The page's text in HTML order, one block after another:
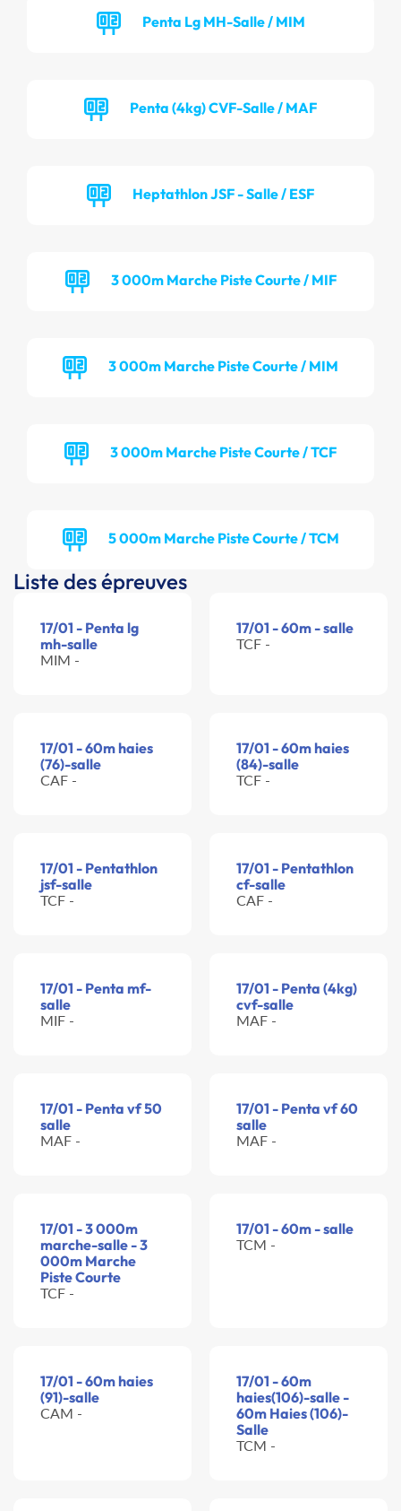
Penta Lg MH-Salle / MIM
Penta (4kg) CVF-Salle / MAF
Heptathlon JSF - Salle / ESF
3 000m Marche Piste Courte / MIF
3 000m Marche Piste Courte / MIM
3 000m Marche Piste Courte / TCF
5 000m Marche Piste Courte / TCM
Liste des épreuves
17/01 - Penta lg
mh-salle
MIM -
17/01 - 60m - salle
TCF -
17/01 - 60m haies
(76)-salle
CAF -
17/01 - 60m haies
(84)-salle
TCF -
17/01 - Pentathlon
jsf-salle
TCF -
17/01 - Pentathlon
cf-salle
CAF -
17/01 - Penta mf-
salle
MIF -
17/01 - Penta (4kg)
cvf-salle
MAF -
17/01 - Penta vf 50
salle
MAF -
17/01 - Penta vf 60
salle
MAF -
17/01 - 3 000m
marche-salle - 3
000m Marche
Piste Courte
TCF -
17/01 - 60m - salle
TCM -
17/01 - 60m haies
(91)-salle
CAM -
17/01 - 60m
haies(106)-salle -
60m Haies (106)-
Salle
TCM -